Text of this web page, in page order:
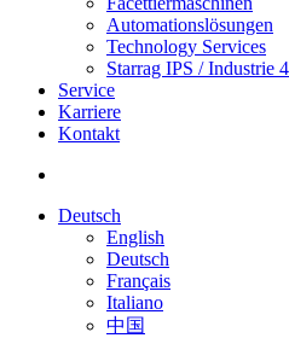
Automationslösungen
Technology Services
Starrag IPS / Industrie
Service
Karriere
Kontakt
Deutsch
English
Deutsch
Français
Italiano
中国